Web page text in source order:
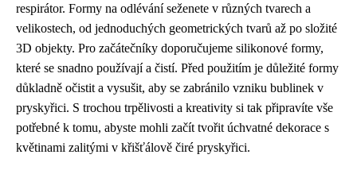
respirátor. Formy na odlévání seženete v různých tvarech a
velikostech, od jednoduchých geometrických tvarů až po složité
3D objekty. Pro začátečníky doporučujeme silikonové formy,
které se snadno používají a čistí. Před použitím je důležité formy
důkladně očistit a vysušit, aby se zabránilo vzniku bublinek v
pryskyřici. S trochou trpělivosti a kreativity si tak připravíte vše
potřebné k tomu, abyste mohli začít tvořit úchvatné dekorace s
květinami zalitými v křišťálově čiré pryskyřici.